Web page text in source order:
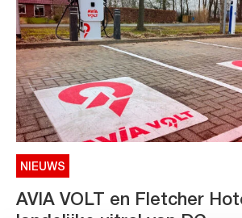
NIEUWS
AVIA VOLT en Fletcher